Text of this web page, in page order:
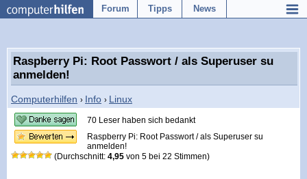
Forum Tipps News
Raspberry Pi: Root Passwort / als Superuser su
anmelden!
Computerhilfen › Info › Linux
70 Leser haben sich bedankt
Raspberry Pi: Root Passwort / als Superuser su
anmelden!
(Durchschnitt: 4,95 von 5 bei 22 Stimmen)